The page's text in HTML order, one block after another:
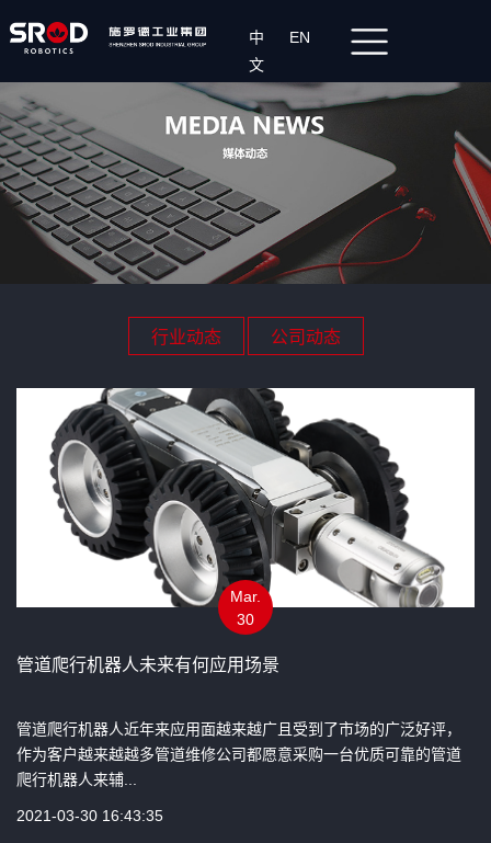
中
文
EN
行业动态 公司动态
Mar.
30
管道爬行机器人未来有何应用场景
管道爬行机器人近年来应用面越来越广且受到了市场的广泛好评，
作为客户越来越越多管道维修公司都愿意采购一台优质可靠的管道
爬行机器人来辅...
2021-03-30 16:43:35